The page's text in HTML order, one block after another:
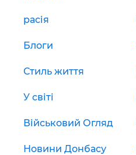
расія
Блоги
Стиль життя
У світі
Військовий Огляд
Новини Донбасу